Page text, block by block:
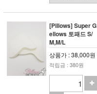
[Pillows] Super G
ellows 토패드 S/
M,M/L
상품가 : 38,000원
적립금 : 380원